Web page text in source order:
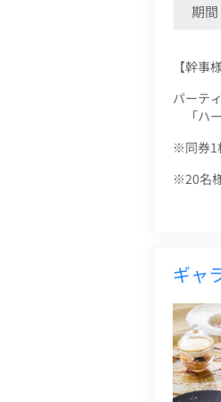
期間
【幹事
パーテ
「
※同券1
※20名
ギャ